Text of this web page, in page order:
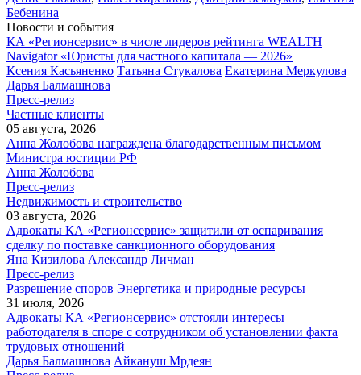
Бебенина
Новости и события
КА «Регионсервис» в числе лидеров рейтинга WEALTH
Navigator «Юристы для частного капитала — 2026»
Ксения Касьяненко Татьяна Стукалова Екатерина Меркулова
Дарья Балмашнова
Пресс-релиз
Частные клиенты
05 августа, 2026
Анна Жолобова награждена благодарственным письмом
Министра юстиции РФ
Анна Жолобова
Пресс-релиз
Недвижимость и строительство
03 августа, 2026
Адвокаты КА «Регионсервис» защитили от оспаривания
сделку по поставке санкционного оборудования
Яна Кизилова Александр Личман
Пресс-релиз
Разрешение споров Энергетика и природные ресурсы
31 июля, 2026
Адвокаты КА «Регионсервис» отстояли интересы
работодателя в споре с сотрудником об установлении факта
трудовых отношений
Дарья Балмашнова Айкануш Мрдеян